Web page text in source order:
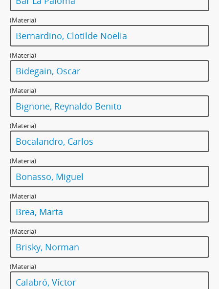
(Materia)
Bernardino, Clotilde Noelia
(Materia)
Bidegain, Oscar
(Materia)
Bignone, Reynaldo Benito
(Materia)
Bocalandro, Carlos
(Materia)
Bonasso, Miguel
(Materia)
Brea, Marta
(Materia)
Brisky, Norman
(Materia)
Calabró, Víctor